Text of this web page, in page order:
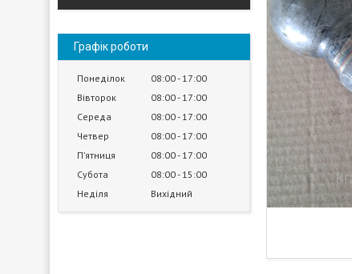
Графік роботи
Понеділок 08:00 17:00
Вівторок
08:00 17:00
Середа
08:00 17:00
Четвер
08:00 17:00
Пʼятниця
08:00 17:00
Субота
08:00 15:00
Неділя
Вихідний